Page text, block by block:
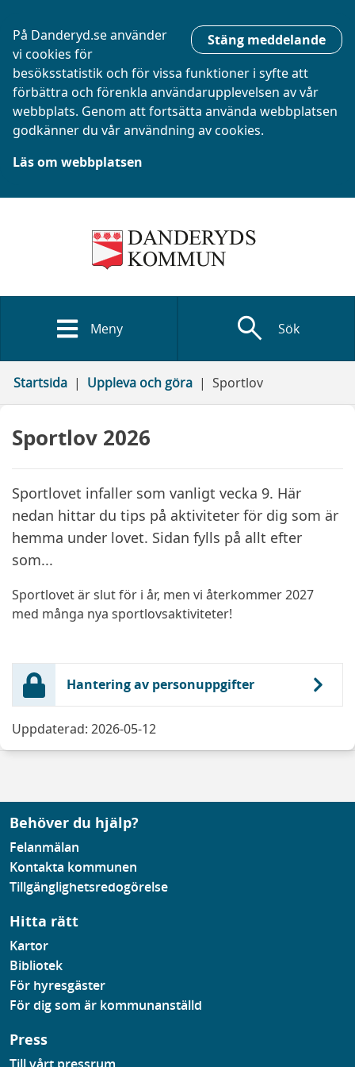
Stäng meddelande
På Danderyd.se använder
vi cookies för
besöksstatistik och för vissa funktioner i syfte att
förbättra och förenkla användarupplevelsen av vår
webbplats. Genom att fortsätta använda webbplatsen
godkänner du vår användning av cookies.
Läs om webbplatsen
Meny search Sök
Startsida Uppleva och göra Sportlov
Sportlov 2026
Sportlovet infaller som vanligt vecka 9. Här
nedan hittar du tips på aktiviteter för dig som är
hemma under lovet. Sidan fylls på allt efter
som...
Sportlovet är slut för i år, men vi återkommer 2027
med många nya sportlovsaktiviteter!
Hantering av personuppgifter
Uppdaterad: 2026-05-12
Behöver du hjälp?
Felanmälan
Kontakta kommunen
Tillgänglighetsredogörelse
Hitta rätt
Kartor
Bibliotek
För hyresgäster
För dig som är kommunanställd
Press